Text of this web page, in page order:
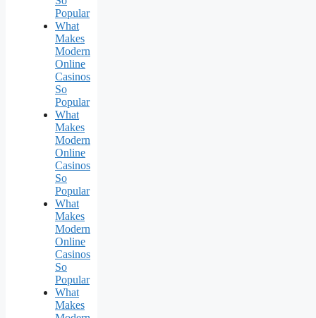
Popular
What
Makes
Modern
Online
Casinos
So
Popular
What
Makes
Modern
Online
Casinos
So
Popular
What
Makes
Modern
Online
Casinos
So
Popular
What
Makes